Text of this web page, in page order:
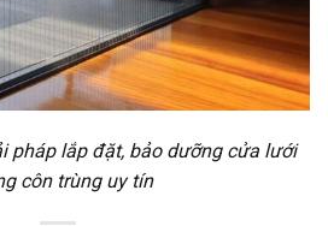
pháp lắp đặt, bảo dưỡng cửa lưới
côn trùng uy tín